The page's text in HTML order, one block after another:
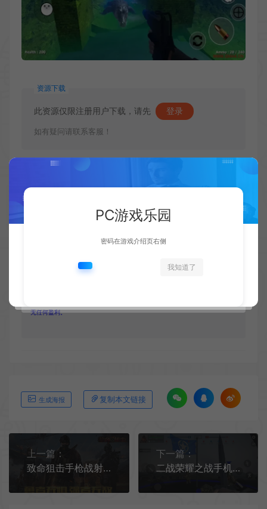
资源下载
此资源仅限注册用户下载，请先 登录
如有疑问请联系客服！
流，严禁商业用途，否则自行承担后果。
2.所有资源请于下载后24小时内删除。如需体验更多乐趣，请购买正版！
无任何盈利。
生成海报 复制本文链接
上一篇：
致命狙击手枪战射击手机游戏[Android][v1.1]
下一篇：
二战荣耀之战手机游戏[Android][v1.1]
PC游戏乐园
密码在游戏介绍页右侧
我知道了